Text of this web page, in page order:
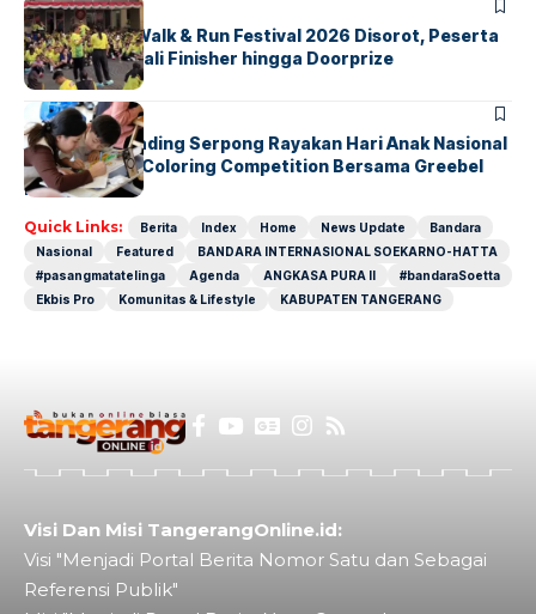
BERITAINDEX
Tangsel Fun Walk & Run Festival 2026 Disorot, Peserta
Keluhkan Medali Finisher hingga Doorprize
BERITAINDEX
Atria Hotel Gading Serpong Rayakan Hari Anak Nasional
Lewat Family Coloring Competition Bersama Greebel
Indonesia
Quick Links: Berita Index Home News Update
Bandara
Nasional
Featured
BANDARA INTERNASIONAL SOEKARNO-HATTA
#pasangmatatelinga
Agenda ANGKASA PURA II
#bandaraSoetta
Ekbis Pro
Komunitas & Lifestyle KABUPATEN TANGERANG
Visi Dan Misi TangerangOnline.id:
Visi "Menjadi Portal Berita Nomor Satu dan Sebagai
Referensi Publik"